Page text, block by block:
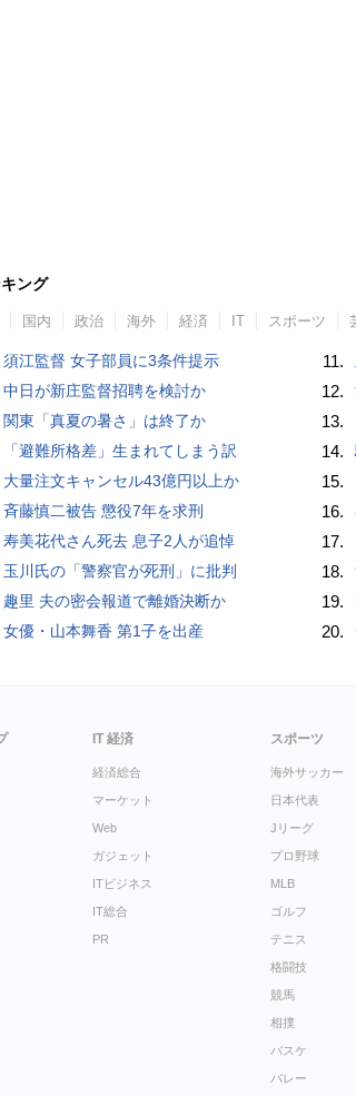
ング
国内 政治 海外 経済 IT スポーツ
須江監督 女子部員に3条件提示
中日が新庄監督招聘を検討か
関東「真夏の暑さ」は終了か
「避難所格差」生まれてしまう訳
大量注文キャンセル43億円以上か
斉藤慎二被告 懲役7年を求刑
寿美花代さん死去 息子2人が追悼
玉川氏の「警察官が死刑」に批判
趣里 夫の密会報道で離婚決断か
女優・山本舞香 第1子を出産
11.
12.
13.
14.
15.
16.
17.
18.
19.
20.
IT 経済
経済総合
マーケット
Web
ガジェット
ITビジネス
IT総合
PR
スポーツ
海外サッカー
日本代表
Jリーグ
プロ野球
MLB
ゴルフ
テニス
格闘技
競馬
相撲
バスケ
バレー